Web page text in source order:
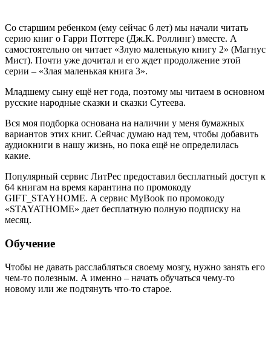
Со старшим ребенком (ему сейчас 6 лет) мы начали читать
серию книг о Гарри Поттере (Дж.К. Роллинг) вместе. А
самостоятельно он читает «Злую маленькую книгу 2» (Магнус
Мист). Почти уже дочитал и его ждет продолжение этой
серии – «Злая маленькая книга 3».
Младшему сыну ещё нет года, поэтому мы читаем в основном
русские народные сказки и сказки Сутеева.
Вся моя подборка основана на наличии у меня бумажных
вариантов этих книг. Сейчас думаю над тем, чтобы добавить
аудиокниги в нашу жизнь, но пока ещё не определилась
какие.
Популярный сервис ЛитРес предоставил бесплатный доступ к
64 книгам на время карантина по промокоду
GIFT_STAYHOME. А сервис МуBook по промокоду
«STAYATHOME» дает бесплатную полную подписку на
месяц.
Обучение
Чтобы не давать расслабляться своему мозгу, нужно занять его
чем-то полезным. А именно – начать обучаться чему-то
новому или же подтянуть что-то старое.